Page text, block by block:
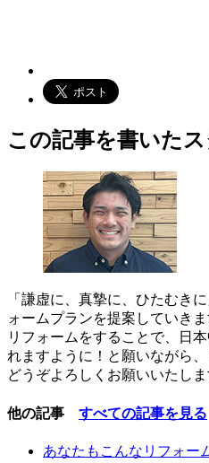
この記事を書いた
「謙虚に、真摯に、ひたむき
ォームプランを提案していきま
リフォームをすることで、日
れますように！と願いながら
どうぞよろしくお願いいたしま
他の記事 すべての記事を見る
あなたもこんなリフォー